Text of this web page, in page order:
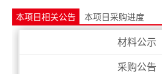
本项目相关公告 本项目采购进度
材料公示
采购公告